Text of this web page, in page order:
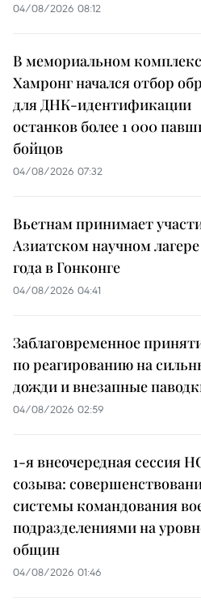
04/08/2026 08:12
В мемориальном
Хамронг начался отбор
для ДНК-идентификации
останков более 1 000
бойцов
04/08/2026 07:32
Вьетнам принимает
Азиатском научном
года в Гонконге
04/08/2026 04:41
Заблаговременное
по реагированию на
дожди и внезапные
04/08/2026 02:59
1-я внеочередная сессия
созыва:
системы командования
подразделениями на
общин
04/08/2026 01:46